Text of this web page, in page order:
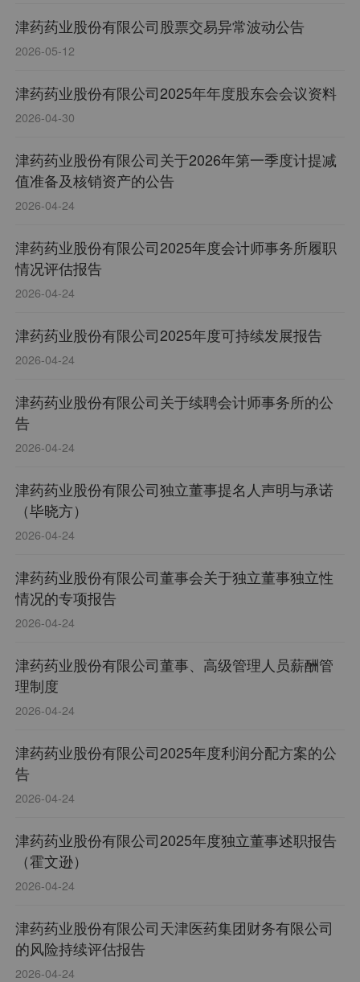
津药药业股份有限公司股票交易异常波动公告
2026-05-12
津药药业股份有限公司2025年年度股东会会议资料
2026-04-30
津药药业股份有限公司关于2026年第一季度计提减
值准备及核销资产的公告
2026-04-24
津药药业股份有限公司2025年度会计师事务所履职
情况评估报告
2026-04-24
津药药业股份有限公司2025年度可持续发展报告
2026-04-24
津药药业股份有限公司关于续聘会计师事务所的公
告
2026-04-24
津药药业股份有限公司独立董事提名人声明与承诺
（毕晓方）
2026-04-24
津药药业股份有限公司董事会关于独立董事独立性
情况的专项报告
2026-04-24
津药药业股份有限公司董事、高级管理人员薪酬管
理制度
2026-04-24
津药药业股份有限公司2025年度利润分配方案的公
告
2026-04-24
津药药业股份有限公司2025年度独立董事述职报告
（霍文逊）
2026-04-24
津药药业股份有限公司天津医药集团财务有限公司
的风险持续评估报告
2026-04-24